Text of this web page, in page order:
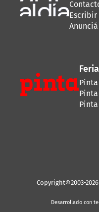
Escribir
Copyright©2003-